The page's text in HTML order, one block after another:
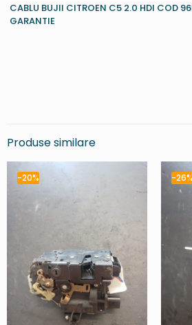
CABLU BUJII CITROEN C5 2.0 HDI COD
GARANTIE
Produse similare
-20% -26%